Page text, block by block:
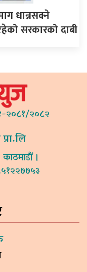
धान्नसक्ने
सरकारको दाबी
२०८१/२०८२
।